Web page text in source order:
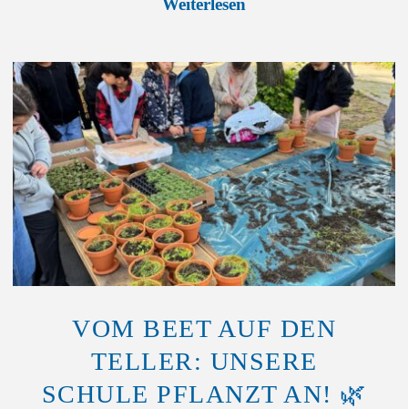
VOM BEET AUF DEN
TELLER: UNSERE
SCHULE PFLANZT AN! 🌿